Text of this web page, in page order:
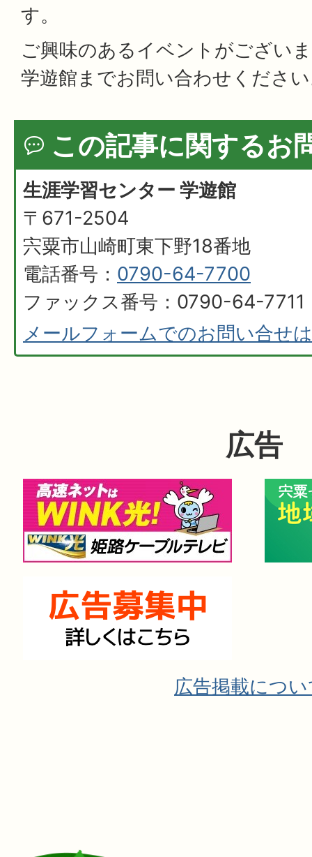
す。
ご興味のあるイベントがござい
学遊館までお問い合わせくださ
この記事に関するお
生涯学習センター 学遊館
〒671-2504
宍粟市山崎町東下野18番地
電話番号： 0790-64-7700
ファックス番号：0790-64-7711
メールフォームでのお問い合せ
広告
広告掲載につ